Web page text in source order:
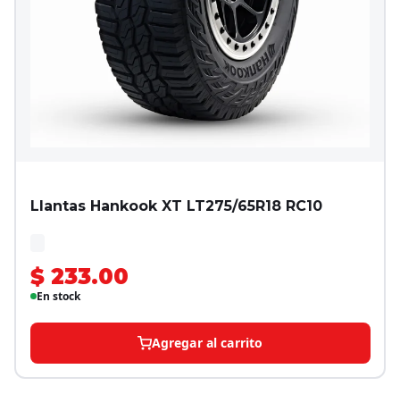
Llantas Hankook XT LT275/65R18 RC10
$ 233.00
En stock
Agregar al carrito